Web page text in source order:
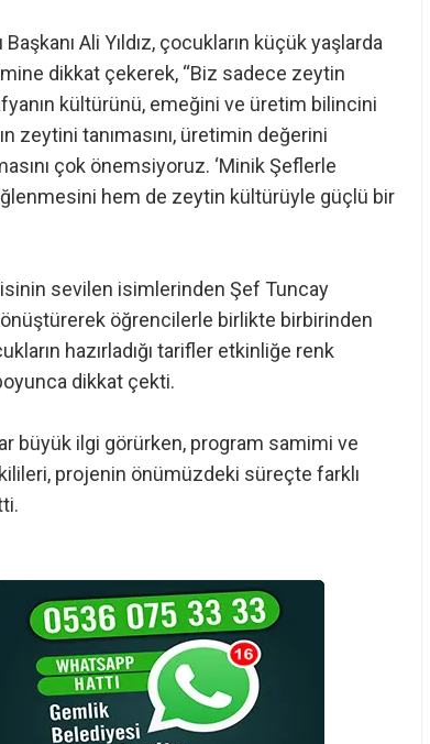
Ali Yıldız, çocukların küçük yaşlarda
dikkat çekerek, “Biz sadece zeytin
kültürünü, emeğini ve üretim bilincini
zeytini tanımasını, üretimin değerini
çok önemsiyoruz. ‘Minik Şeflerle
hem de zeytin kültürüyle güçlü bir
sevilen isimlerinden Şef Tuncay
öğrencilerle birlikte birbirinden
hazırladığı tarifler etkinliğe renk
dikkat çekti.
büyük ilgi görürken, program samimi ve
projenin önümüzdeki süreçte farklı